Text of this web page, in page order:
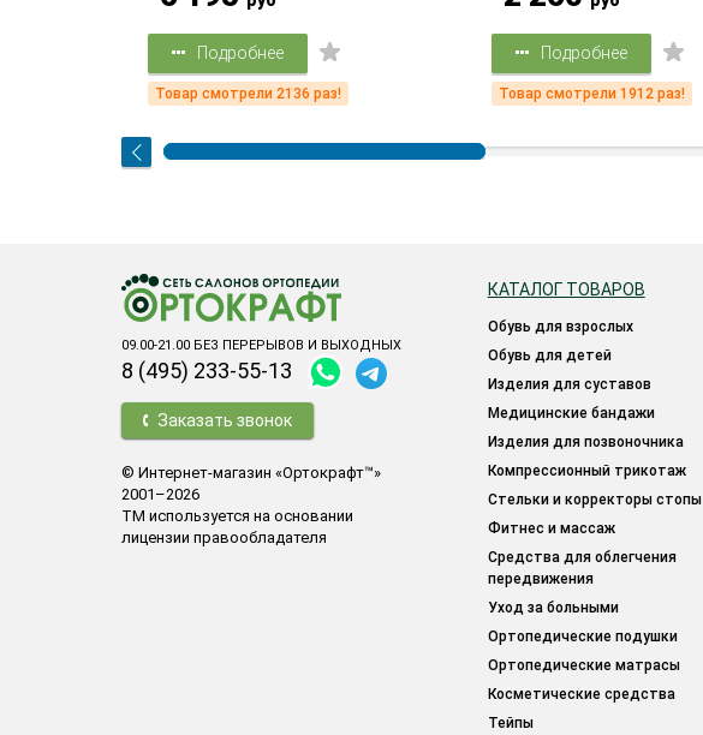
Подробнее
Товар смотрели 2136 раз!
Подробнее
Товар смотрели 1912 раз!
09.00-21.00 БЕЗ ПЕРЕРЫВОВ И ВЫХОДНЫХ
8 (495) 233-55-13
Заказать звонок
© Интернет-магазин «Ортокрафт™»
2001–2026
ТМ используется на основании
лицензии правообладателя
КАТАЛОГ ТОВАРОВ
обувь для взрослых
обувь для детей
изделия для суставов
медицинские бандажи
изделия для позвоночника
компрессионный трикотаж
стельки и корректоры стопы
фитнес и массаж
средства для облегчения
передвижения
уход за больными
ортопедические подушки
ортопедические матрасы
косметические средства
тейпы